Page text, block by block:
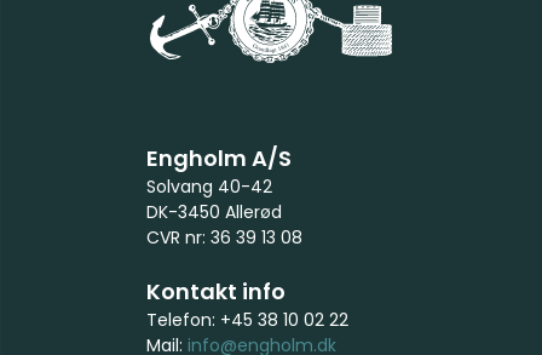
Engholm A/S
Solvang 40-42
DK-3450 Allerød
CVR nr: 36 39 13 08
Kontakt info
Telefon: +45 38 10 02 22
Mail: info@engholm.dk